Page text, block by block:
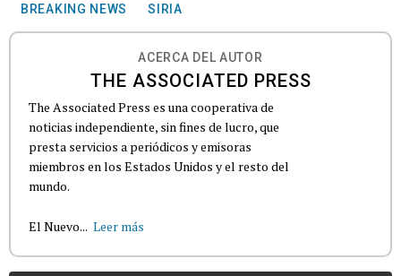
BREAKING NEWS SIRIA
ACERCA DEL AUTOR
THE ASSOCIATED PRESS
The Associated Press es una cooperativa de
noticias independiente, sin fines de lucro, que
presta servicios a periódicos y emisoras
miembros en los Estados Unidos y el resto del
mundo.
El Nuevo... Leer más